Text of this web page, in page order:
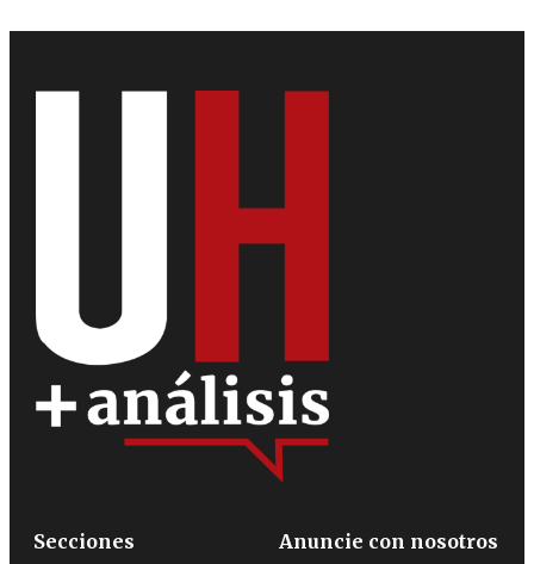
Secciones
Anuncie con nosotros